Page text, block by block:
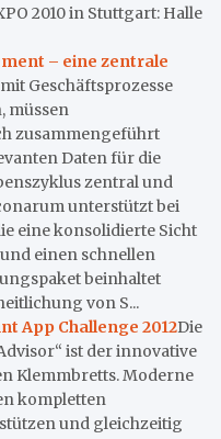
2010 in Stuttgart: Halle
– eine zentrale
Geschäftsprozesse
müssen
zusammengeführt
Daten für die
zentral und
unterstützt bei
eine konsolidierte Sicht
einen schnellen
beinhaltet
von S...
App Challenge 2012Die
ist der innovative
Klemmbretts. Moderne
kompletten
und gleichzeitig